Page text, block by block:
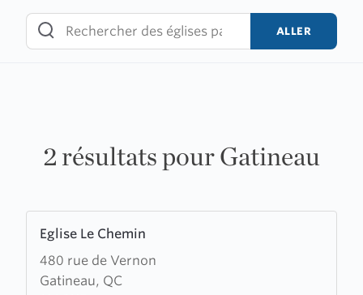
content
ALLER
2 résultats pour Gatineau
Eglise Le Chemin
480 rue de Vernon
Gatineau, QC
more
about
Eglise